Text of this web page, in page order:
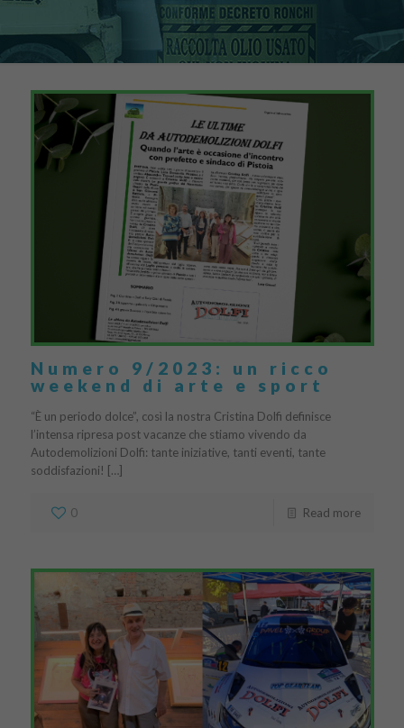
Numero 9/2023: un ricco
weekend di arte e sport
“È un periodo dolce”, così la nostra Cristina Dolfi definisce
l’intensa ripresa post vacanze che stiamo vivendo da
Autodemolizioni Dolfi: tante iniziative, tanti eventi, tante
soddisfazioni! […]
0 Read more